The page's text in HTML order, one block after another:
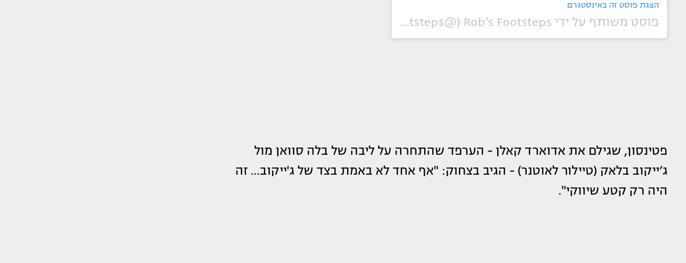
הצגת פוסט זה באינסטגרם
פוסט משותף על ידי ‏‎Rob’s Footsteps‎‏ (@‏‎robsfootsteps‎‏)
פטינסון, שגילם את אדוארד קאלן - הערפד שהתחרה על ליבה של בלה סוואן מול
ג’ייקוב בלאק (טיילור לאוטנר) - הגיב בצחוק: "אף אחד לא באמת בצד של ג'ייקוב… זה
היה רק קטע שיווקי".